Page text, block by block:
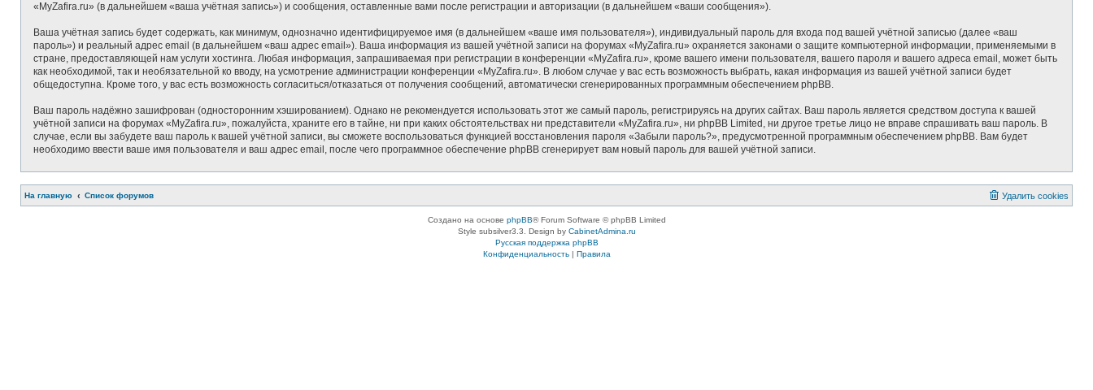
«MyZafira.ru» (в дальнейшем «ваша учётная запись») и сообщения, оставленные вами после регистрации и авторизации (в дальнейшем «ваши сообщения»).
Ваша учётная запись будет содержать, как минимум, однозначно идентифицируемое имя (в дальнейшем «ваше имя пользователя»), индивидуальный пароль для входа под вашей учётной записью (далее «ваш
пароль») и реальный адрес email (в дальнейшем «ваш адрес email»). Ваша информация из вашей учётной записи на форумах «MyZafira.ru» охраняется законами о защите компьютерной информации, применяемыми в
стране, предоставляющей нам услуги хостинга. Любая информация, запрашиваемая при регистрации в конференции «MyZafira.ru», кроме вашего имени пользователя, вашего пароля и вашего адреса email, может быть
как необходимой, так и необязательной ко вводу, на усмотрение администрации конференции «MyZafira.ru». В любом случае у вас есть возможность выбрать, какая информация из вашей учётной записи будет
общедоступна. Кроме того, у вас есть возможность согласиться/отказаться от получения сообщений, автоматически сгенерированных программным обеспечением phpBB.
Ваш пароль надёжно зашифрован (односторонним хэшированием). Однако не рекомендуется использовать этот же самый пароль, регистрируясь на других сайтах. Ваш пароль является средством доступа к вашей
учётной записи на форумах «MyZafira.ru», пожалуйста, храните его в тайне, ни при каких обстоятельствах ни представители «MyZafira.ru», ни phpBB Limited, ни другое третье лицо не вправе спрашивать ваш пароль. В
случае, если вы забудете ваш пароль к вашей учётной записи, вы сможете воспользоваться функцией восстановления пароля «Забыли пароль?», предусмотренной программным обеспечением phpBB. Вам будет
необходимо ввести ваше имя пользователя и ваш адрес email, после чего программное обеспечение phpBB сгенерирует вам новый пароль для вашей учётной записи.
На главную Список форумов Удалить cookies
Создано на основе phpBB® Forum Software © phpBB Limited
Style subsilver3.3. Design by CabinetAdmina.ru
Русская поддержка phpBB
Конфиденциальность| Правила